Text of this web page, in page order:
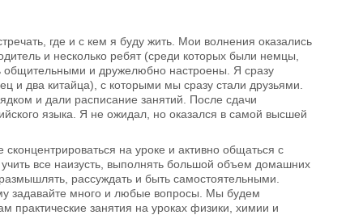
где и с кем я буду жить. Мои волнения оказались
и несколько ребят (среди которых были немцы,
и дружелюбно настроены. Я сразу
и два китайца), с которыми мы сразу стали друзьями.
и дали расписание занятий. После сдачи
языка. Я не ожидал, но оказался в самой высшей
на уроке и активно общаться с
все наизусть, выполнять большой объем домашних
рассуждать и быть самостоятельными.
задавайте много и любые вопросы. Мы будем
практические занятия на уроках физики, химии и